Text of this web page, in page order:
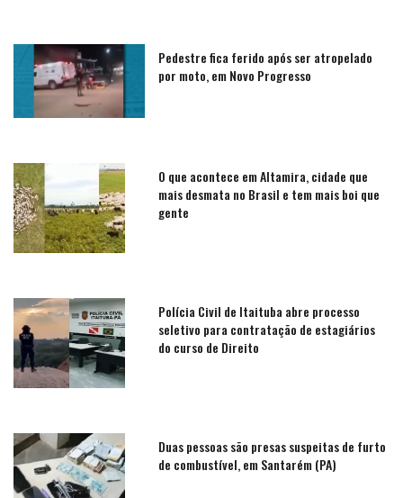
Pedestre fica ferido após ser atropelado
por moto, em Novo Progresso
O que acontece em Altamira, cidade que
mais desmata no Brasil e tem mais boi que
gente
Polícia Civil de Itaituba abre processo
seletivo para contratação de estagiários
do curso de Direito
Duas pessoas são presas suspeitas de furto
de combustível, em Santarém (PA)